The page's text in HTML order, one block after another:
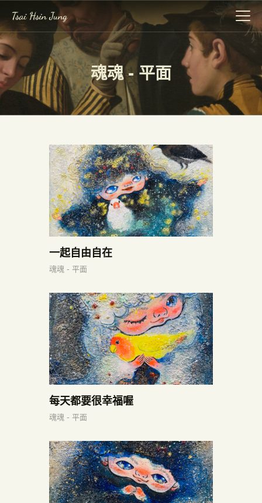
魂魂 - 平面
作品集
展覽
事記
一起自由自在
魂魂 - 平面
每天都要很幸福喔
魂魂 - 平面